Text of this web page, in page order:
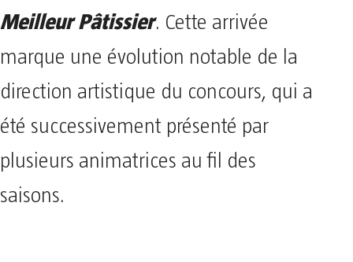
Meilleur Pâtissier. Cette arrivée
marque une évolution notable de la
direction artistique du concours, qui a
été successivement présenté par
plusieurs animatrices au fil des
saisons.